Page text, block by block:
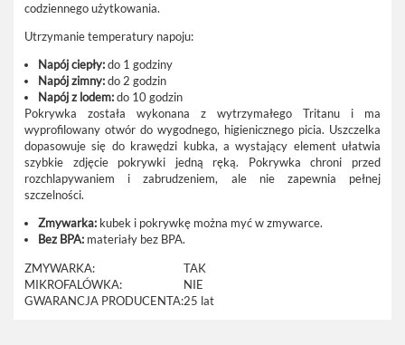
codziennego użytkowania.
Utrzymanie temperatury napoju:
Napój ciepły:do 1 godziny
Napój zimny:do 2 godzin
Napój z lodem:do 10 godzin
Pokrywka została wykonana z wytrzymałego Tritanu i ma
wyprofilowany otwór do wygodnego, higienicznego picia. Uszczelka
dopasowuje się do krawędzi kubka, a wystający element ułatwia
szybkie zdjęcie pokrywki jedną ręką. Pokrywka chroni przed
rozchlapywaniem i zabrudzeniem, ale nie zapewnia pełnej
szczelności.
Zmywarka: kubek i pokrywkę można myć w zmywarce.
Bez BPA: materiały bez BPA.
ZMYWARKA:
TAK
MIKROFALÓWKA:
NIE
GWARANCJA PRODUCENTA:25 lat